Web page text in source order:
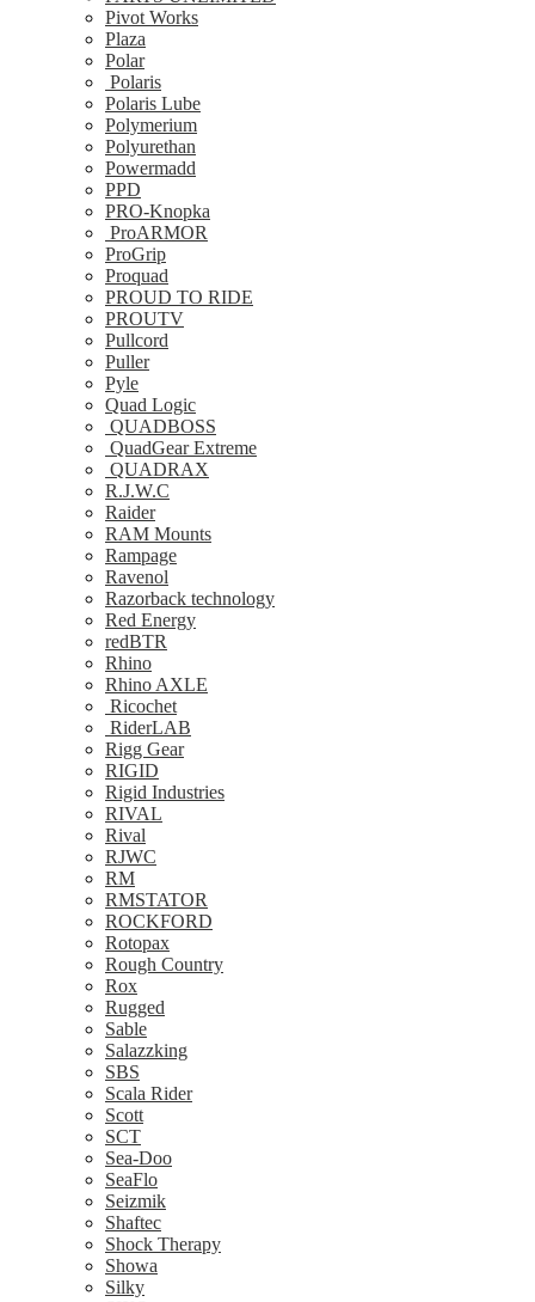
Pivot Works
Plaza
Polar
Polaris
Polaris Lube
Polymerium
Polyurethan
Powermadd
PPD
PRO-Knopka
ProARMOR
ProGrip
Proquad
PROUD TO RIDE
PROUTV
Pullcord
Puller
Pyle
Quad Logic
QUADBOSS
QuadGear Extreme
QUADRAX
R.J.W.C
Raider
RAM Mounts
Rampage
Ravenol
Razorback technology
Red Energy
redBTR
Rhino
Rhino AXLE
Ricochet
RiderLAB
Rigg Gear
RIGID
Rigid Industries
RIVAL
Rival
RJWC
RM
RMSTATOR
ROCKFORD
Rotopax
Rough Country
Rox
Rugged
Sable
Salazzking
SBS
Scala Rider
Scott
SCT
Sea-Doo
SeaFlo
Seizmik
Shaftec
Shock Therapy
Showa
Silky